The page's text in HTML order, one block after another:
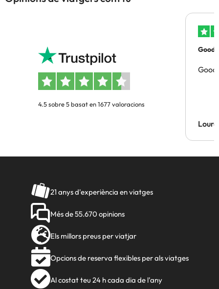
4.5 sobre 5 basat en 1677 valoracions
Good
Good
21 anys d'experiència en viatges
Més de 55.670 opinions
Els millors preus per viatjar
Opcions de reserva flexibles per als viatges
Al costat teu 24 h cada dia de l'any